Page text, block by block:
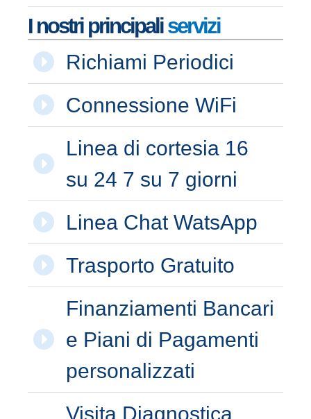
I nostri principaliservizi
Richiami Periodici
Connessione WiFi
Linea di cortesia 16
su 24 7 su 7 giorni
Linea Chat WatsApp
Trasporto Gratuito
Finanziamenti Bancari
e Piani di Pagamenti
personalizzati
Visita Diagnostica